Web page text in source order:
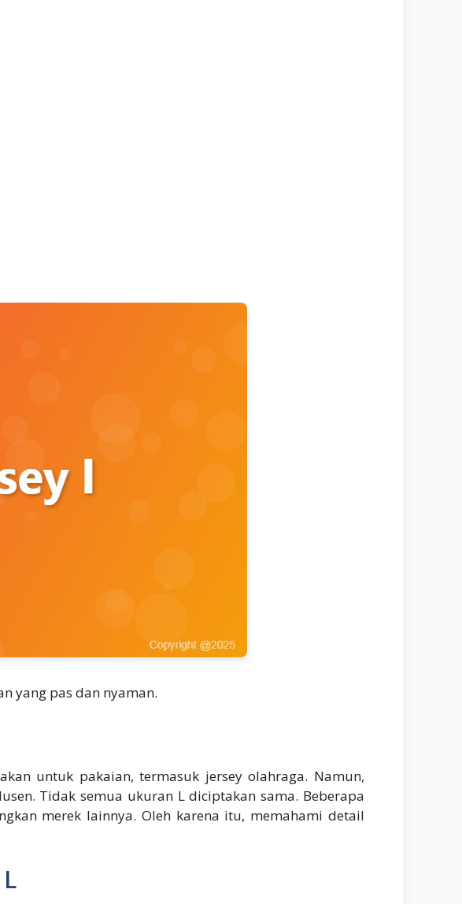
yang pas dan nyaman.
untuk pakaian, termasuk jersey olahraga. Namun,
Tidak semua ukuran L diciptakan sama. Beberapa
merek lainnya. Oleh karena itu, memahami detail